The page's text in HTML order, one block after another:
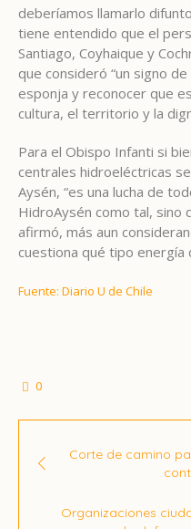
deberíamos llamarlo
tiene entendido que el
Santiago, Coyhaique y
que consideró “un signo
esponja y reconocer que
cultura, el territorio y la
Para el Obispo Infanti si
centrales hidroeléctricas
Aysén, “es una lucha de
HidroAysén como tal, sino
afirmó, más aun
cuestiona qué tipo energía
Fuente: Diario U de Chile
0
Corte de camino
Organizaciones